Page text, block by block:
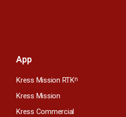
App
Kress Mission RTKn
Kress Mission
Kress Commercial